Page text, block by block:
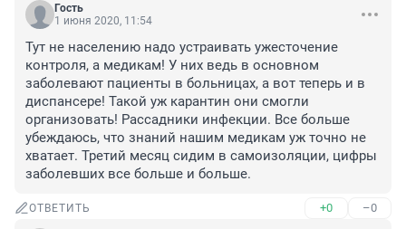
Гость
1 июня 2020, 11:54
Тут не населению надо устраивать ужесточение
контроля, а медикам! У них ведь в основном
заболевают пациенты в больницах, а вот теперь и в
диспансере! Такой уж карантин они смогли
организовать! Рассадники инфекции. Все больше
убеждаюсь, что знаний нашим медикам уж точно не
хватает. Третий месяц сидим в самоизоляции, цифры
заболевших все больше и больше.
ОТВЕТИТЬ +0 –0